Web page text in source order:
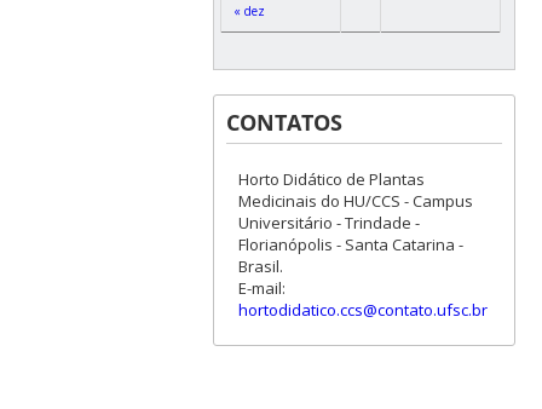
« dez
CONTATOS
Horto Didático de Plantas
Medicinais do HU/CCS - Campus
Universitário - Trindade -
Florianópolis - Santa Catarina -
Brasil.
E-mail:
hortodidatico.ccs@contato.ufsc.br